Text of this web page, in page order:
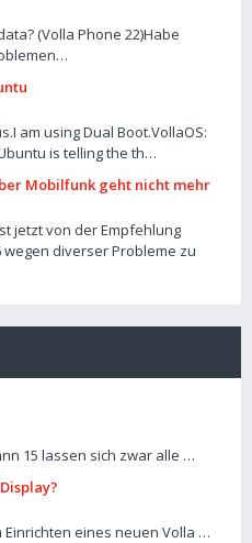
(Volla Phone 22)Habe
am using Dual Boot.VollaOS:
is telling the th…
Mobilfunk geht nicht mehr
jetzt von der Empfehlung
diverser Probleme zu
15 lassen sich zwar alle …
eines neuen Volla …